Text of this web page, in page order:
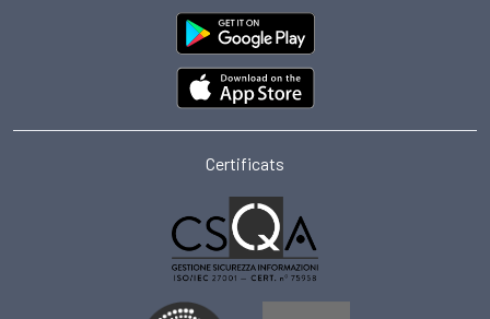
Certificats